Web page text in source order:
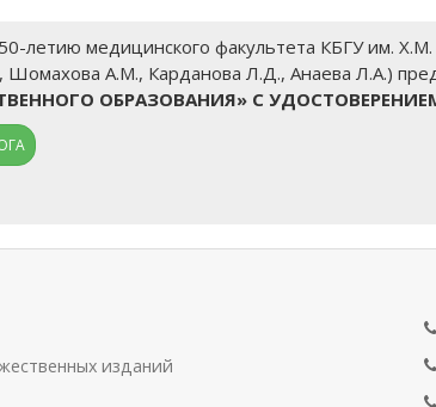
летию медицинского факультета КБГУ им.
А.М., Карданова Л.Д., Анаева Л.А.)
ОБРАЗОВАНИЯ» С
изданий